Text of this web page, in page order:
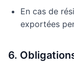
En cas de
exportées
6.